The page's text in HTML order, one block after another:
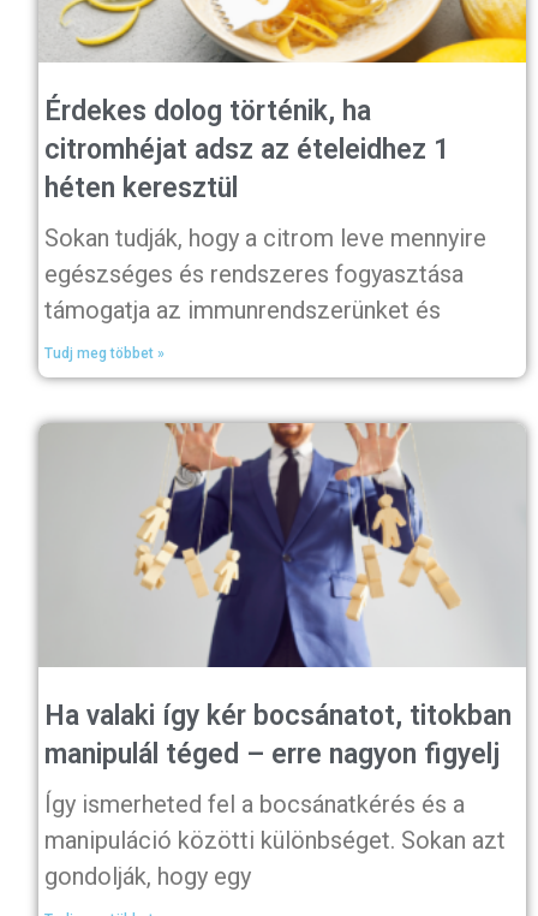
Érdekes dolog történik, ha
citromhéjat adsz az ételeidhez 1
héten keresztül
Sokan tudják, hogy a citrom leve mennyire
egészséges és rendszeres fogyasztása
támogatja az immunrendszerünket és
Tudj meg többet »
Ha valaki így kér bocsánatot, titokban
manipulál téged – erre nagyon figyelj
Így ismerheted fel a bocsánatkérés és a
manipuláció közötti különbséget. Sokan azt
gondolják, hogy egy